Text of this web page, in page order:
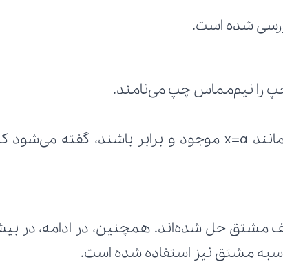
شده است.
را نیم‌مماس چپ می‌نامند.
مشتق نیز استفاده شده است.